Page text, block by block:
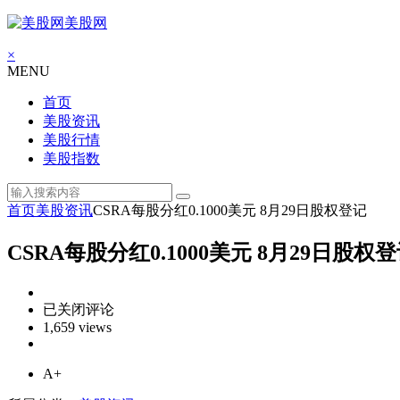
美股网
×
MENU
首页
美股资讯
美股行情
美股指数
首页美股资讯CSRA每股分红0.1000美元 8月29日股权登记
CSRA每股分红0.1000美元 8月29日股权
CSRA
每
红
已关闭评论
1,659 views
A+